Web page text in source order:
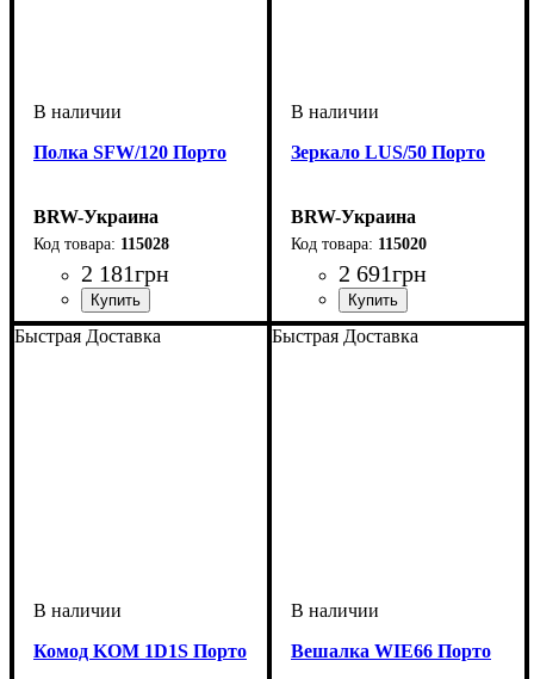
Полка SFW/120 Порто
BRW-Украина
115028
2 181грн
ширина, мм: 1200
высота, мм: 370
глубина, мм: 315
Зеркало LUS/50 Порто
BRW-Украина
115020
2 691грн
ширина, мм: 510
высота, мм: 1160
глубина, мм: 20
Быстрая Доставка
Комод KOM 1D1S Порто
Быстрая Доставка
Вешалка WIE66 Порто